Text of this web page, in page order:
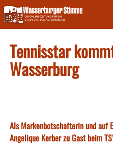
Skip
to
content
Tennisstar
Wasserburg
Als Markenbotschafterin und auf
Angelique Kerber zu Gast beim